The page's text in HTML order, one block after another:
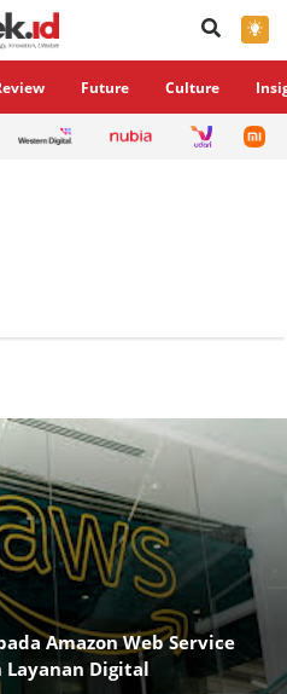
×
Future Culture
Amazon Web Service
Layanan Digital